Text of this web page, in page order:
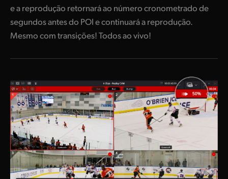
e a reprodução retornará ao número cronometrado de
segundos antes do POI e continuará a reprodução.
Mesmo com transições! Todos ao vivo!